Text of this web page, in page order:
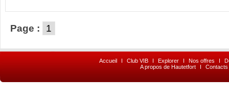
Page : 1
Accueil I Club VIB I Explorer I Nos offres I
A propos de Hautetfort
I Contacts